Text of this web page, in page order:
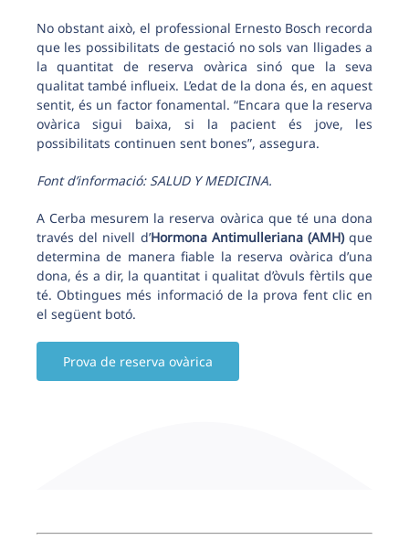
No obstant això, el professional Ernesto Bosch recorda
que les possibilitats de gestació no sols van lligades a
la quantitat de reserva ovàrica sinó que la seva
qualitat també influeix. L’edat de la dona és, en aquest
sentit, és un factor fonamental. “Encara que la reserva
ovàrica sigui baixa, si la pacient és jove, les
possibilitats continuen sent bones”, assegura.
Font d’informació: SALUD Y MEDICINA.
A Cerba mesurem la reserva ovàrica que té una dona
través del nivell d’Hormona Antimulleriana (AMH)que
determina de manera fiable la reserva ovàrica d’una
dona, és a dir, la quantitat i qualitat d’òvuls fèrtils que
té. Obtingues més informació de la prova fent clic en
el següent botó.
Prova de reserva ovàrica